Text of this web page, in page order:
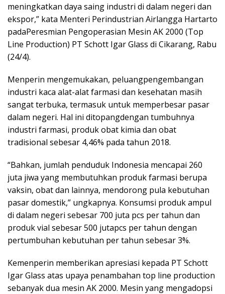
meningkatkan daya saing industri di dalam negeri dan
ekspor,” kata Menteri Perindustrian Airlangga Hartarto
padaPeresmian Pengoperasian Mesin AK 2000 (Top
Line Production) PT Schott Igar Glass di Cikarang, Rabu
(24/4).
Menperin mengemukakan, peluangpengembangan
industri kaca alat-alat farmasi dan kesehatan masih
sangat terbuka, termasuk untuk memperbesar pasar
dalam negeri. Hal ini ditopangdengan tumbuhnya
industri farmasi, produk obat kimia dan obat
tradisional sebesar 4,46% pada tahun 2018.
“Bahkan, jumlah penduduk Indonesia mencapai 260
juta jiwa yang membutuhkan produk farmasi berupa
vaksin, obat dan lainnya, mendorong pula kebutuhan
pasar domestik,” ungkapnya. Konsumsi produk ampul
di dalam negeri sebesar 700 juta pcs per tahun dan
produk vial sebesar 500 jutapcs per tahun dengan
pertumbuhan kebutuhan per tahun sebesar 3%.
Kemenperin memberikan apresiasi kepada PT Schott
Igar Glass atas upaya penambahan top line production
sebanyak dua mesin AK 2000. Mesin yang mengadopsi